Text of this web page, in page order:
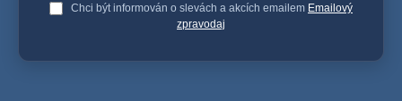
Chci být informován o slevách a akcích emailem Emailový
zpravodaj